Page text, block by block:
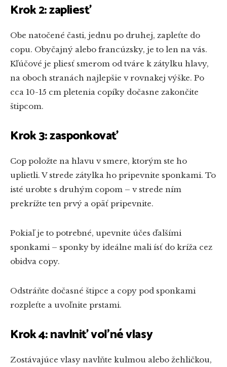
Krok 2: zapliesť
Obe natočené časti, jednu po druhej, zapleťte do
copu. Obyčajný alebo francúzsky, je to len na vás.
Kľúčové je pliesť smerom od tváre k zátylku hlavy,
na oboch stranách najlepšie v rovnakej výške. Po
cca 10-15 cm pletenia copíky dočasne zakončite
štipcom.
Krok 3: zasponkovať
Cop položte na hlavu v smere, ktorým ste ho
uplietli. V strede zátylka ho pripevnite sponkami. To
isté urobte s druhým copom – v strede ním
prekrížte ten prvý a opäť pripevnite.
Pokiaľ je to potrebné, upevnite účes ďalšími
sponkami – sponky by ideálne mali ísť do kríža cez
obidva copy.
Odstráňte dočasné štipce a copy pod sponkami
rozpleťte a uvoľnite prstami.
Krok 4: navlniť voľné vlasy
Zostávajúce vlasy navlňte kulmou alebo žehličkou,